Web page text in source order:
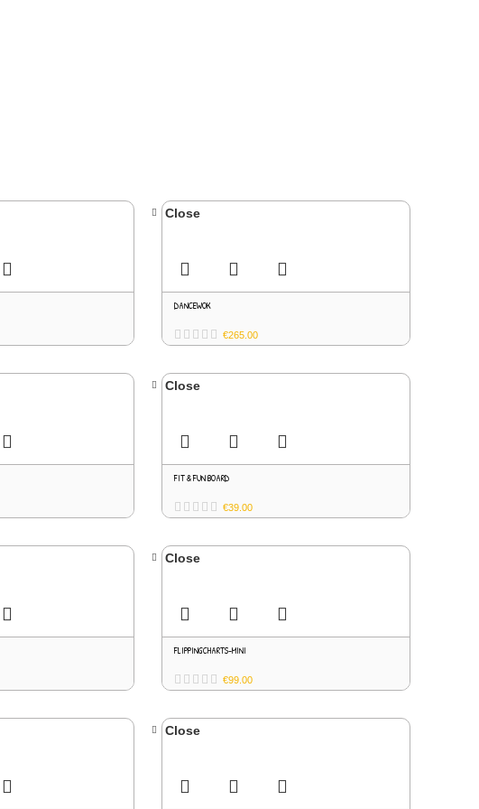
Close
DANCEWOK
€265.00
Close
FIT & FUN BOARD
€39.00
Close
FLIPPINGCHARTS-MINI
€99.00
Close